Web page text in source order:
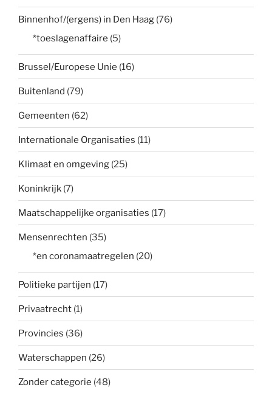
Binnenhof/(ergens) in Den Haag (76)
*toeslagenaffaire (5)
Brussel/Europese Unie (16)
Buitenland (79)
Gemeenten (62)
Internationale Organisaties (11)
Klimaat en omgeving (25)
Koninkrijk (7)
Maatschappelijke organisaties (17)
Mensenrechten (35)
*en coronamaatregelen (20)
Politieke partijen (17)
Privaatrecht (1)
Provincies (36)
Waterschappen (26)
Zonder categorie (48)